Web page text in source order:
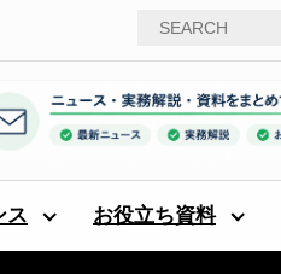
ス お役立ち資料